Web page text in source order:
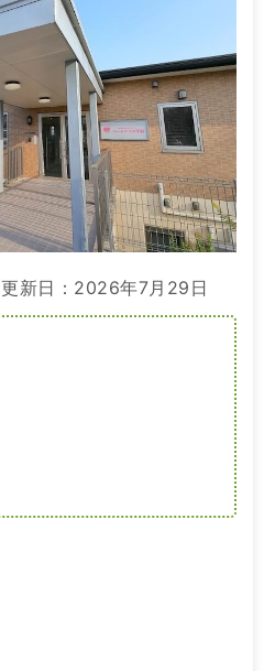
更新日：2026年7月29日